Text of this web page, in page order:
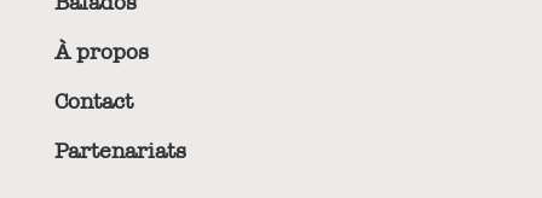
À propos
Contact
Partenariats